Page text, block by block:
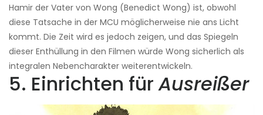
Hamir der Vater von Wong (Benedict Wong) ist, obwohl
diese Tatsache in der MCU möglicherweise nie ans Licht
kommt. Die Zeit wird es jedoch zeigen, und das Spiegeln
dieser Enthüllung in den Filmen würde Wong sicherlich als
integralen Nebencharakter weiterentwickeln.
5. Einrichten fürAusreißer